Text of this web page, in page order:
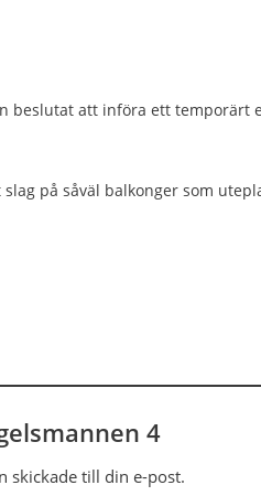
beslutat att införa ett temporärt
på såväl balkonger som
4
skickade till din e-post.